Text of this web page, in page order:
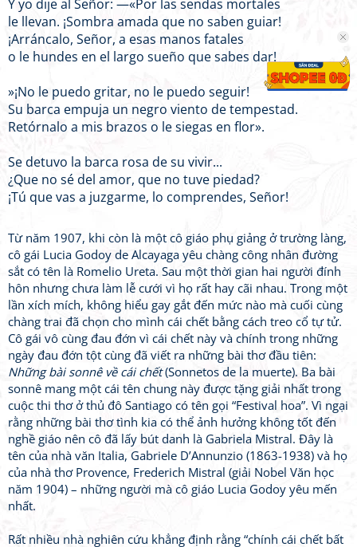
Y yo dije al Señor: —«Por las sendas mortales
le llevan. ¡Sombra amada que no saben guiar!
¡Arráncalo, Señor, a esas manos fatales
o le hundes en el largo sueño que sabes dar!
»¡No le puedo gritar, no le puedo seguir!
Su barca empuja un negro viento de tempestad.
Retórnalo a mis brazos o le siegas en flor».
Se detuvo la barca rosa de su vivir...
¿Que no sé del amor, que no tuve piedad?
¡Tú que vas a juzgarme, lo comprendes, Señor!
Từ năm 1907, khi còn là một cô giáo phụ giảng ở trường làng,
cô gái Lucia Godoy de Alcayaga yêu chàng công nhân đường
sắt có tên là Romelio Ureta. Sau một thời gian hai người đính
hôn nhưng chưa làm lễ cưới vì họ rất hay cãi nhau. Trong một
lần xích mích, không hiểu gay gắt đến mức nào mà cuối cùng
chàng trai đã chọn cho mình cái chết bằng cách treo cổ tự tử.
Cô gái vô cùng đau đớn vì cái chết này và chính trong những
ngày đau đớn tột cùng đã viết ra những bài thơ đầu tiên:
Những bài sonnê về cái chết(Sonnetos de la muerte). Ba bài
sonnê mang một cái tên chung này được tặng giải nhất trong
cuộc thi thơ ở thủ đô Santiago có tên gọi “Festival hoa”. Vì ngại
rằng những bài thơ tình kia có thể ảnh hưởng không tốt đến
nghề giáo nên cô đã lấy bút danh là Gabriela Mistral. Đây là
tên của nhà văn Italia, Gabriele D’Annunzio (1863-1938) và họ
của nhà thơ Provence, Frederich Mistral (giải Nobel Văn học
năm 1904) – những người mà cô giáo Lucia Godoy yêu mến
nhất.
Rất nhiều nhà nghiên cứu khẳng định rằng “chính cái chết bất